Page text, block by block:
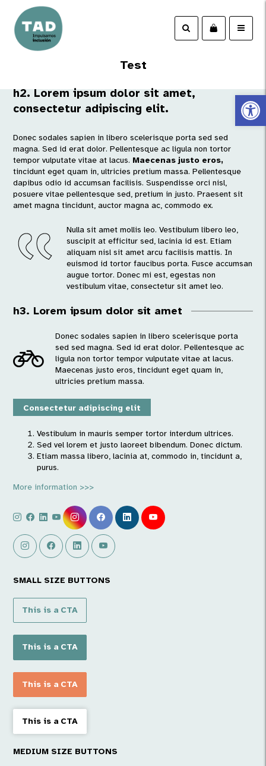
Abrir
Test
h2. Lorem ipsum dolor sit amet,
consectetur adipiscing elit.
Donec sodales sapien in libero scelerisque porta sed sed
magna. Sed id erat dolor. Pellentesque ac ligula non tortor
tempor vulputate vitae at lacus. Maecenas justo eros,
tincidunt eget quam in, ultricies pretium massa. Pellentesque
dapibus odio id accumsan facilisis. Suspendisse orci nisl,
posuere vitae pellentesque sed, pretium in justo. Praesent sit
amet magna tincidunt, auctor magna ac, commodo ex.
Nulla sit amet mollis leo. Vestibulum libero leo,
suscipit at efficitur sed, lacinia id est. Etiam
aliquam nisl sit amet arcu facilisis mattis. In
euismod id tortor faucibus porta. Fusce accumsan
augue tortor. Donec mi est, egestas non
vestibulum vitae, consectetur sit amet leo.
h3. Lorem ipsum dolor sit amet
Donec sodales sapien in libero scelerisque porta
sed sed magna. Sed id erat dolor. Pellentesque ac
ligula non tortor tempor vulputate vitae at lacus.
Maecenas justo eros, tincidunt eget quam in,
ultricies pretium massa.
Consectetur adipiscing elit
Vestibulum in mauris semper tortor interdum ultrices.
Sed vel lorem et justo laoreet bibendum. Donec dictum.
Etiam massa libero, lacinia at, commodo in, tincidunt a,
purus.
More information >>>
SMALL SIZE BUTTONS
This is a CTA
This is a CTA
This is a CTA
This is a CTA
MEDIUM SIZE BUTTONS